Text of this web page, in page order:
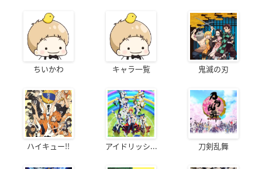
ちいかわ キャラ一覧 鬼滅の刃
ハイキュー!! アイドリッシ... 刀剣乱舞